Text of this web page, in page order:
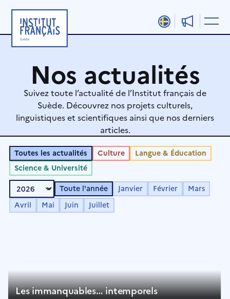
contenu
Nos actualités
Suivez toute l’actualité de l’Institut français de
Suède. Découvrez nos projets culturels,
linguistiques et scientifiques ainsi que nos derniers
articles.
Toutes les actualités Culture
Langue & Éducation
Science & Université
Toute l'année Janvier Février
Mars
Avril
Mai Juin Juillet
Les immanquables… intemporels